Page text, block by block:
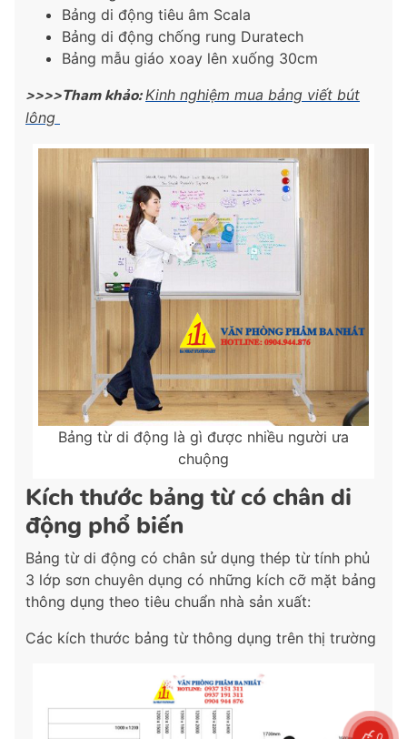
Bảng di động tiêu âm Scala
Bảng di động chống rung Duratech
Bảng mẫu giáo xoay lên xuống 30cm
>>>>Tham khảo: Kinh nghiệm mua bảng viết bút
lông
Bảng từ di động là gì được nhiều người ưa
chuộng
Kích thước bảng từ có chân di
động phổ biến
Bảng từ di động có chân sử dụng thép từ tính phủ
3 lớp sơn chuyên dụng có những kích cỡ mặt bảng
thông dụng theo tiêu chuẩn nhà sản xuất:
Các kích thước bảng từ thông dụng trên thị trường
0